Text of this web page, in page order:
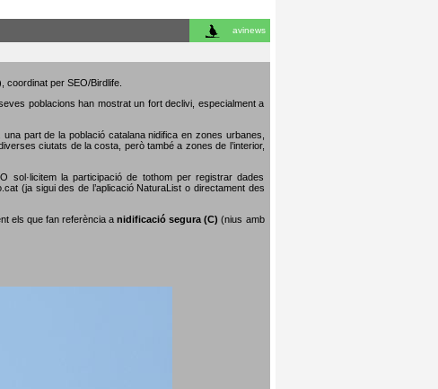
avinews
coordinat per SEO/Birdlife.
poblacions han mostrat un fort declivi, especialment a
part de la població catalana nidifica en zones urbanes,
ciutats de la costa, però també a zones de l’interior,
sol·licitem la participació de tothom per registrar dades
(ja sigui des de l’aplicació NaturaList o directament des
els que fan referència anidificació segura (C) (nius amb